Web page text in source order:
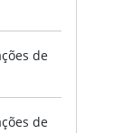
de
de